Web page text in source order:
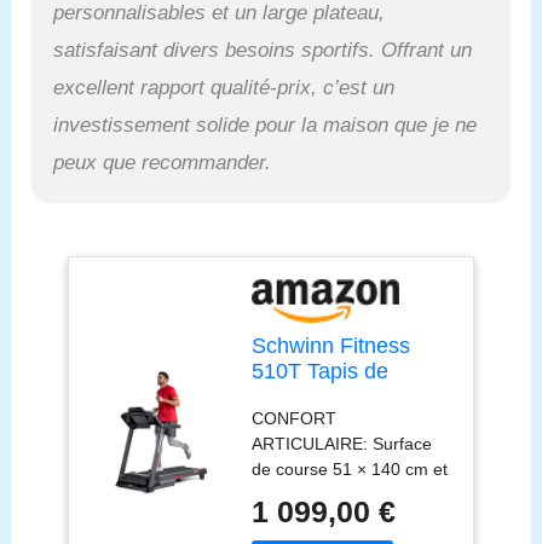
personnalisables et un large plateau,
satisfaisant divers besoins sportifs. Offrant un
excellent rapport qualité-prix, c’est un
investissement solide pour la maison que je ne
peux que recommander.
Schwinn Fitness
510T Tapis de
km/h, Inclinaison
10%, connecté Zwift
& Kinomap, Amorti
SoftTrak™,
SoftDrop™ Pliage
CONFORT
ARTICULAIRE: Surface
de course 51 × 140 cm et
l’impact sur les
1 099,00 €